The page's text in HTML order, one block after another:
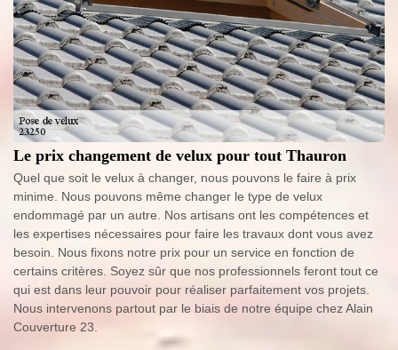
Le prix changement de velux pour tout Thauron
Quel que soit le velux à changer, nous pouvons le faire à prix
minime. Nous pouvons même changer le type de velux
endommagé par un autre. Nos artisans ont les compétences et
les expertises nécessaires pour faire les travaux dont vous avez
besoin. Nous fixons notre prix pour un service en fonction de
certains critères. Soyez sûr que nos professionnels feront tout ce
qui est dans leur pouvoir pour réaliser parfaitement vos projets.
Nous intervenons partout par le biais de notre équipe chez Alain
Couverture 23.